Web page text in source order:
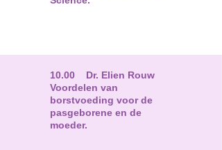
10.00 Dr. Elien Rouw
Voordelen van
borstvoeding voor de
pasgeborene en de
moeder.